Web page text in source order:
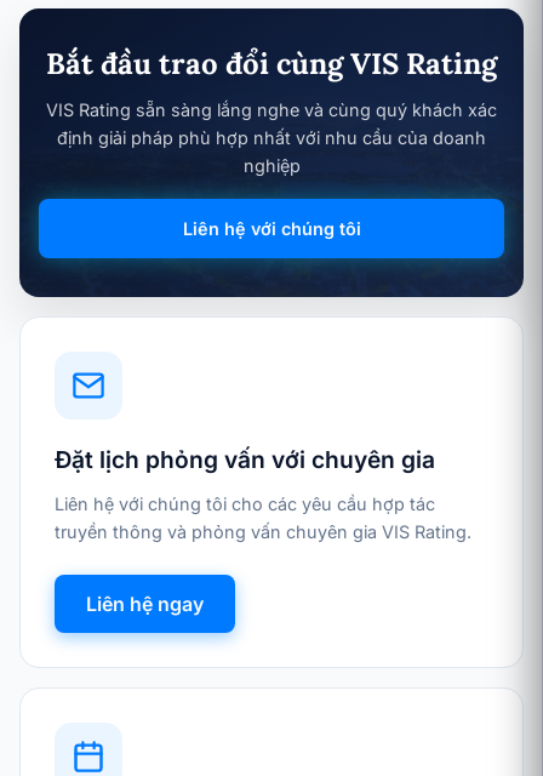
Bắt đầu trao đổi cùng VIS Rating
VIS Rating sẵn sàng lắng nghe và cùng quý khách xác
định giải pháp phù hợp nhất với nhu cầu của doanh
nghiệp
Liên hệ với chúng tôi
Đặt lịch phỏng vấn với chuyên gia
Liên hệ với chúng tôi cho các yêu cầu hợp tác
truyền thông và phỏng vấn chuyên gia VIS Rating.
Liên hệ ngay